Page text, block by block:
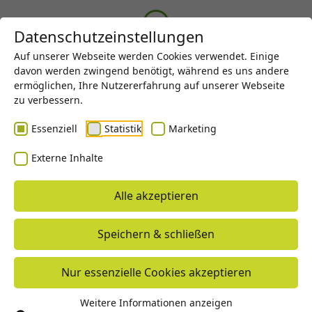
Impressum
MICROART GmbH & Co. KG
93426 Roding
+49 9461 91133 0
info@microart-roding.de
www.microart-roding.de
Geschäftsführer: Dr. Alexander Artmann,
Datenschutzeinstellungen
Auf unserer Webseite werden Cookies verwendet. Einige
davon werden zwingend benötigt, während es uns andere
ermöglichen, Ihre Nutzererfahrung auf unserer Webseite
zu verbessern.
Essenziell Statistik Marketing
Externe Inhalte
Alle akzeptieren
Speichern & schließen
Nur essenzielle Cookies akzeptieren
Weitere Informationen anzeigen